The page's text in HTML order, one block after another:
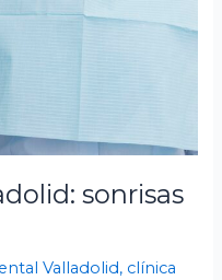
sonrisas
Valladolid, clínica